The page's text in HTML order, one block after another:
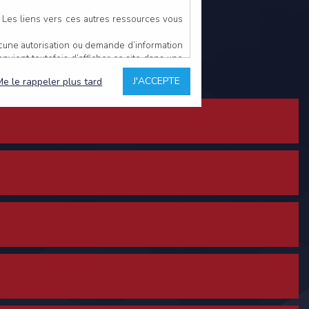
liens vers ces autres ressources vous
autorisation ou demande d’information
toutefois d’afficher ce site dans une
estime non conforme à l’objet du site
comme étant fiables.
avoir fait l’objet de mises à jour. En
l’utilisateur, qui assume la totalité des
l’interprétation ou de l’utilisation des
hors du contrôle de l’EDITEUR, et
J'ACCEPTE
le rappeler plus tard